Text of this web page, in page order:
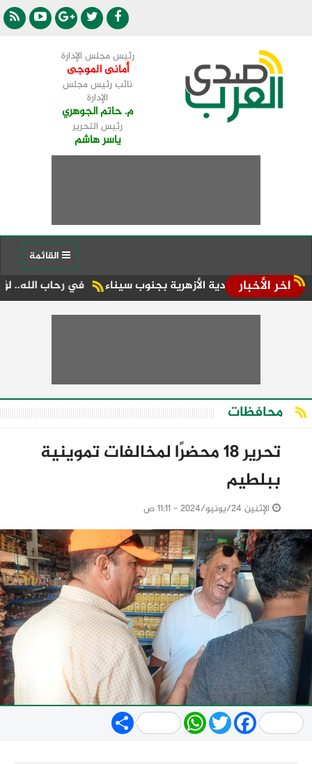
رئيس مجلس الإدارة
أمانى الموجى
نائب رئيس مجلس
الإدارة
م. حاتم الجوهري
رئيس التحرير
ياسر هاشم
اخر الأخبار في رحاب الله.. لؤي الكاظم للإعدادية الأزهرية بجنوب سيناء
محافظات
تحرير 18 محضرًا لمخالفات تموينية
ببلطيم
الإثنين 24/يونيو/2024 - 11:11 ص
Share WhatsApp
TwitterFacebook